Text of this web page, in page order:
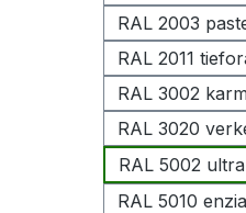
RAL 2003
RAL 2011
RAL 3002
RAL 3020
RAL 5002
RAL 5010